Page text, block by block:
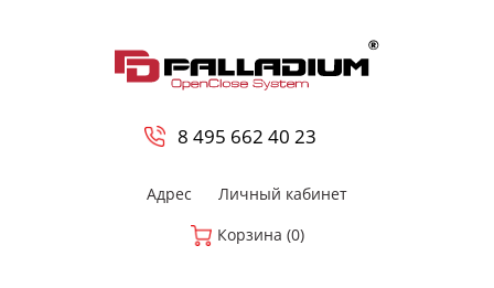
8 495 662 40 23
Адрес
Личный кабинет
Корзина (0)